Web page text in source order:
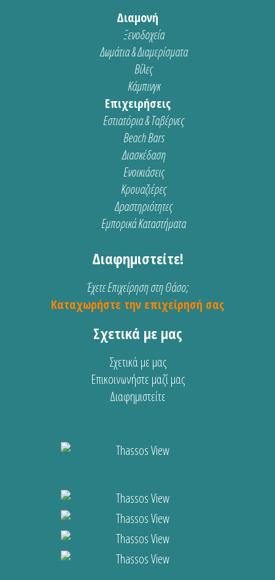
Διαμονή
Ξενοδοχεία
Δωμάτια & Διαμερίσματα
Βίλες
Κάμπινγκ
Επιχειρήσεις
Εστιατόρια & Ταβέρνες
Beach Bars
Διασκέδαση
Ενοικιάσεις
Κρουαζιέρες
Δραστηριότητες
Εμπορικά Καταστήματα
Διαφημιστείτε!
Έχετε Επιχείρηση στη Θάσο;
Καταχωρήστε την επιχείρησή σας
Σχετικά με μας
Σχετικά με μας
Επικοινωνήστε μαζί μας
Διαφημιστείτε